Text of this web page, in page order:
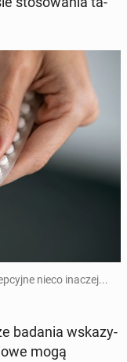
nieco inaczej...
badania wska­zy­
mogą